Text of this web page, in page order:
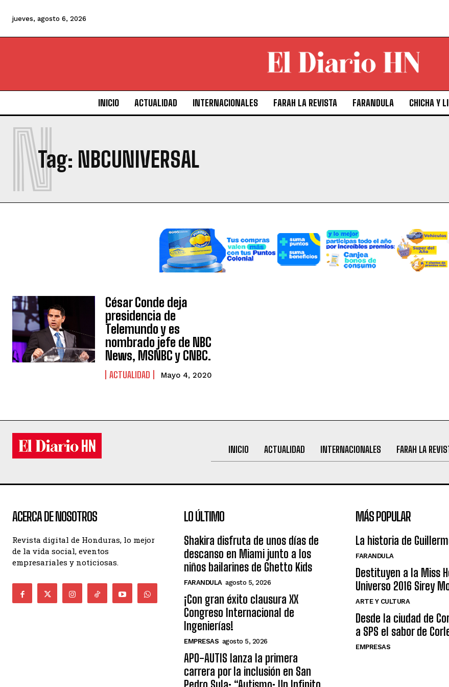
jueves, agosto 6, 2026
INICIO ACTUALIDAD INTERNACIONALES FARAH LA REVISTA FARANDULA CHICHA Y
Tag: NBCUNIVERSAL
N
César Conde deja
presidencia de
Telemundo y es
nombrado jefe de NBC
News, MSNBC y CNBC.
ACTUALIDAD Mayo 4, 2020
INICIO ACTUALIDAD INTERNACIONALES FARAH LA
ACERCA DE NOSOTROS
Revista digital de Honduras, lo mejor
de la vida social, eventos
empresariales y noticiosas.
LO ÚLTIMO
Shakira disfruta de unos días de
descanso en Miami junto a los
niños bailarines de Ghetto Kids
FARANDULA agosto 5, 2026
¡Con gran éxito clausura XX
Congreso Internacional de
Ingenierías!
EMPRESAS agosto 5, 2026
APO-AUTIS lanza la primera
carrera por la inclusión en San
MÁS POPULAR
La historia de
FARANDULA
Destituyen a la Miss
Universo 2016 Sirey
ARTE Y CULTURA
Desde la ciudad de
a SPS el sabor de
EMPRESAS